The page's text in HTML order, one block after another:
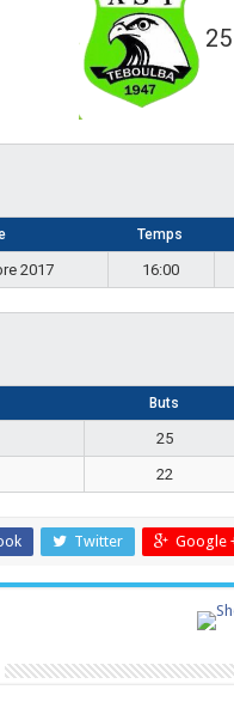
25
Temps
2017 16:00
Buts
25
22
Twitter Google